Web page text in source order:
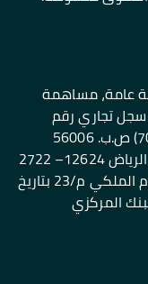
عامة، مساهمة
سعودي، سجل تجاري رقم
1010073368 (الرقم الموحد 7000025333) ص.ب. 56006
الرياض 11554، هاتف 966112899999+، الرياض 12624– 2722
، www.bsf.sa، مرخص لها بموجب المرسوم الملكي م/23 بتاريخ
المركزي